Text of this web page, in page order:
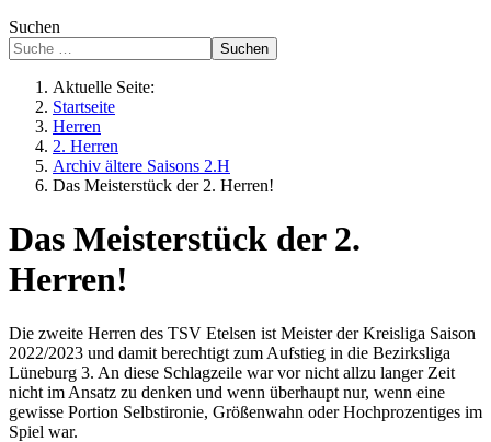
Suchen
Suchen
Aktuelle Seite:
Startseite
Herren
2. Herren
Archiv ältere Saisons 2.H
Das Meisterstück der 2. Herren!
Das Meisterstück der 2.
Herren!
Die zweite Herren des TSV Etelsen ist Meister der Kreisliga Saison
2022/2023 und damit berechtigt zum Aufstieg in die Bezirksliga
Lüneburg 3. An diese Schlagzeile war vor nicht allzu langer Zeit
nicht im Ansatz zu denken und wenn überhaupt nur, wenn eine
gewisse Portion Selbstironie, Größenwahn oder Hochprozentiges im
Spiel war.